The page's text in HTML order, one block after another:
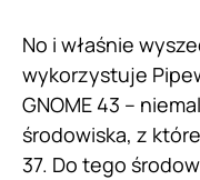
No i właśnie
wykorzystuje
GNOME 43 –
środowiska, z
37. Do tego